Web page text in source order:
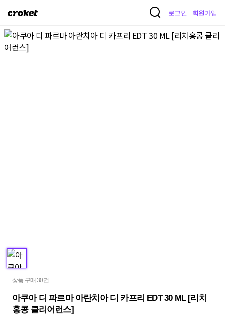
크
켓
로그인 회원가입
상품 구매 30건
아쿠아 디 파르마 아란치아 디 카프리 EDT 30 ML [리치
홍콩 클리어런스]